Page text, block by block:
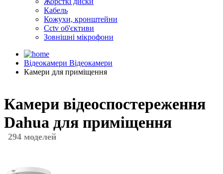
Кабель
Кожухи, кронштейни
Cctv об'єктиви
Зовнішні мікрофони
Відеокамери Відеокамери
Камери для приміщення
Камери відеоспостереження
Dahua для приміщення
294 моделей